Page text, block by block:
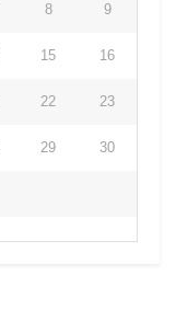
8 9
15 16
22 23
29 30